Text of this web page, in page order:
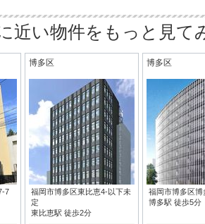
近い物件をもっと見て
7
博多区
福岡市博多区東比恵4-以下未
定
東比恵駅 徒歩2分
博多区
福岡市博多区
博多駅 徒歩5分